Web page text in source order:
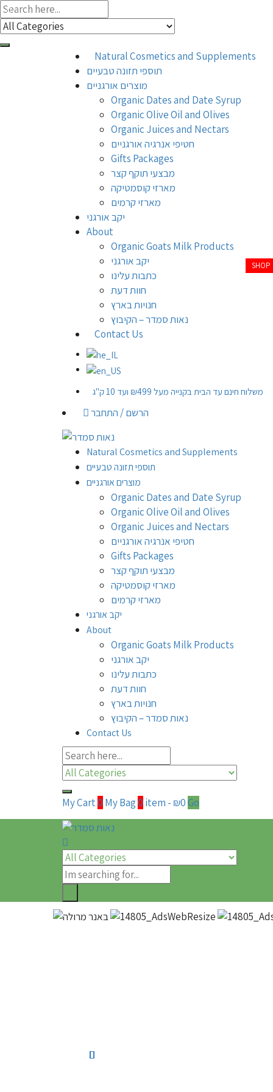
Natural Cosmetics and Supplements
תוספי תזונה טבעיים
מוצרים אורגניים
Organic Dates and Date Syrup
Organic Olive Oil and Olives
Organic Juices and Nectars
חטיפי אנרגיה אורגניים
Gifts Packages
מבצעי תוקף קצר
מארזי קוסמטיקה
מארזי קרמים
יקב אורגני
About
Organic Goats Milk Products
יקב אורגני
כתבות עלינו
חוות דעת
חנויות בארץ
נאות סמדר – הקיבוץ
Contact Us
משלוח חינם עד הבית בקנייה מעל ₪499 ועד 10 ק"ג
הרשם / התחבר
Natural Cosmetics and Supplements
תוספי תזונה טבעיים
מוצרים אורגניים
Organic Dates and Date Syrup
Organic Olive Oil and Olives
Organic Juices and Nectars
חטיפי אנרגיה אורגניים
Gifts Packages
מבצעי תוקף קצר
מארזי קוסמטיקה
מארזי קרמים
יקב אורגני
About
Organic Goats Milk Products
יקב אורגני
כתבות עלינו
חוות דעת
חנויות בארץ
נאות סמדר – הקיבוץ
Contact Us
My Cart0 My Bag0 item - ₪0 Go